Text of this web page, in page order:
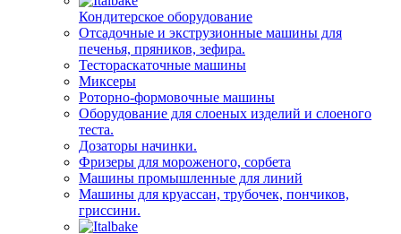
Кондитерское оборудование
Отсадочные и экструзионные машины для
печенья, пряников, зефира.
Тестораскаточные машины
Миксеры
Роторно-формовочные машины
Оборудование для слоеных изделий и слоеного
теста.
Дозаторы начинки.
Фризеры для мороженого, сорбета
Машины промышленные для линий
Машины для круассан, трубочек, пончиков,
гриссини.